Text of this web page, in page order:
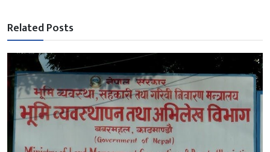
Related Posts